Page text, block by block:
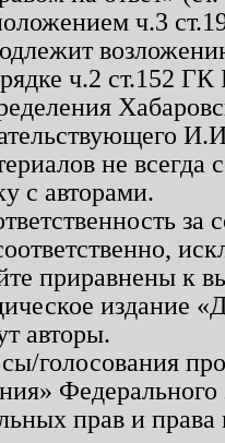
ч.3
ч.2 ст.152
не
с авторами.
приравнены к
издание
авторы.
голосования
прав и